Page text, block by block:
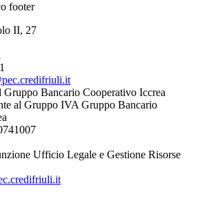
II, 27
Gruppo Bancario Cooperativo Iccrea
al Gruppo IVA Gruppo Bancario
Ufficio Legale e Gestione Risorse